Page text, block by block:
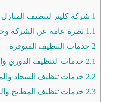
1 شركة كلينر لتنظيف المنازل
1.1 نظرة عامة عن الشركة
2 خدمات التنظيف المتوفرة
2.1 خدمات التنظيف الدوري
2.2 خدمات تنظيف السجاد
2.3 خدمات تنظيف المطابخ